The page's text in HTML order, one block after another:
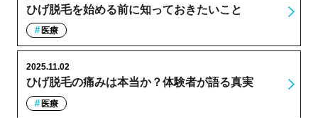
ひげ脱毛を始める前に知っておきたいこと
医療
ひげ脱毛の痛みは本当か？体験者が語る真実
2025.11.02
医療